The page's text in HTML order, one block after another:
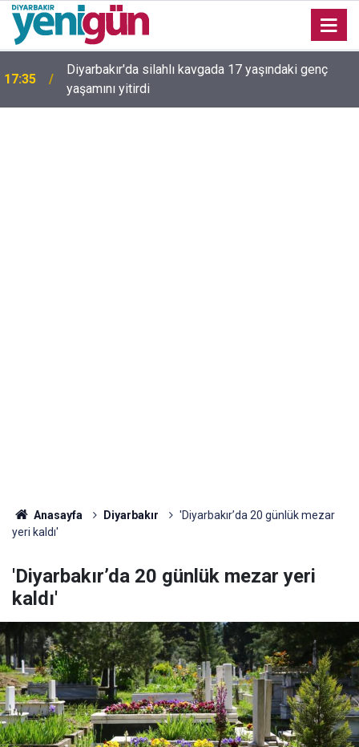
16:54 Bahceli'den Öcalan ve Demirtaş açıklaması
Anasayfa Diyarbakır
'Diyarbakır’da 20 günlük mezar
yeri kaldı'
'Diyarbakır’da 20 günlük mezar yeri
kaldı'